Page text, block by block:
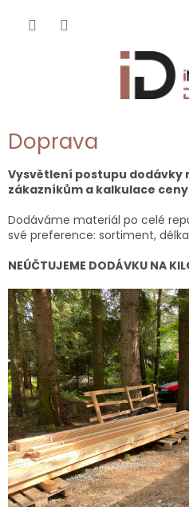
Doprava
Vysvětlení postupu dodávky
zákazníkům a kalkulace ceny
Dodáváme materiál po celé
své preference: sortiment,
NEÚČTUJEME DODÁVKU NA